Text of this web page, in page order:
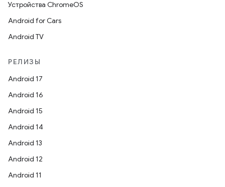
Устройства ChromeOS
Android for Cars
Android TV
РЕЛИЗЫ
Android 17
Android 16
Android 15
Android 14
Android 13
Android 12
Android 11